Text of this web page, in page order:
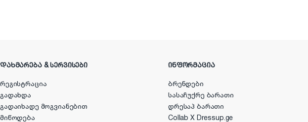
ᲓᲐᲮᲛᲐᲠᲔᲑᲐ & ᲡᲔᲠᲕᲘᲡᲔᲑᲘ
რეგისტრაცია
გადახდა
გადაიხადე მოგვიანებით
მიწოდება
ᲘᲜᲤᲝᲠᲛᲐᲪᲘᲐ
ბრენდები
სასაჩუქრე ბარათი
დრესაპ ბარათი
Collab X Dressup.ge